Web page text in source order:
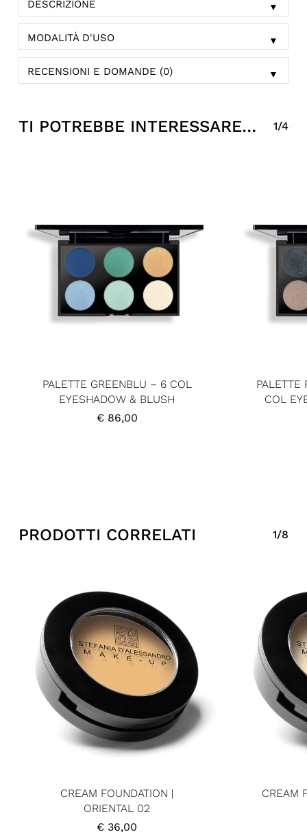
DESCRIZIONE ▼
MODALITÀ D'USO ▼
RECENSIONI E DOMANDE (0) ▼
TI POTREBBE INTERESSARE… 1/4
PALETTE GREENBLU – 6 COL
EYESHADOW & BLUSH
€86,00
PALETTE
COL
PRODOTTI CORRELATI 1/8
CREAM FOUNDATION |
ORIENTAL 02
€ 36,00
CREAM